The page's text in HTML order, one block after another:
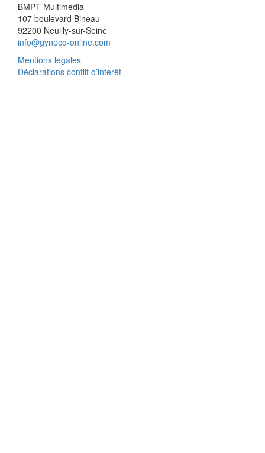
BMPT Multimedia
107 boulevard Bineau
92200 Neuilly-sur-Seine
info@gyneco-online.com
Mentions légales
Déclarations conflit d’intérêt